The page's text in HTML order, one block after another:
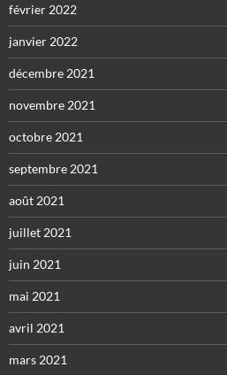
février 2022
janvier 2022
décembre 2021
novembre 2021
octobre 2021
septembre 2021
août 2021
juillet 2021
juin 2021
mai 2021
avril 2021
mars 2021